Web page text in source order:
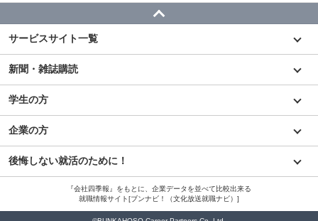
サービスサイト一覧
新聞・雑誌購読
学生の方
企業の方
後悔しない就活のために！
『会社四季報』をもとに、企業データを並べて比較出来る
就職情報サイト[ブンナビ！（文化放送就職ナビ）]